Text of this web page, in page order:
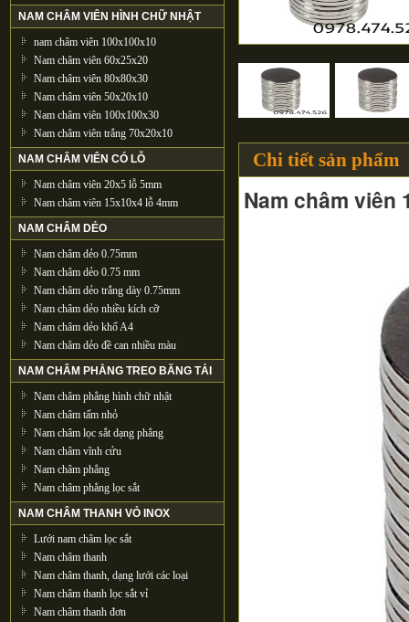
NAM CHÂM VIÊN HÌNH CHỮ NHẬT
nam châm viên 100x100x10
Nam châm viên 60x25x20
Nam châm viên 80x80x30
Nam châm viên 50x20x10
Nam châm viên 100x100x30
Nam châm viên trắng 70x20x10
NAM CHÂM VIÊN CÓ LỖ
Nam châm viên 20x5 lỗ 5mm
Nam châm viên 15x10x4 lỗ 4mm
NAM CHÂM DẺO
Nam châm dẻo 0.75mm
Nam châm dẻo 0.75 mm
Nam châm dẻo trắng dày 0.75mm
Nam châm dẻo nhiều kích cỡ
Nam châm dẻo khổ A4
Nam châm dẻo đề can nhiều màu
NAM CHÂM PHẲNG TREO BĂNG TẢI
Nam châm phẳng hình chữ nhật
Nam châm tấm nhỏ
Nam châm lọc sắt dạng phẳng
Nam châm vĩnh cửu
Nam châm phẳng
Nam châm phẳng lọc sắt
NAM CHÂM THANH VỎ INOX
Lưới nam châm lọc sắt
Nam châm thanh
Nam châm thanh, dạng lưới các loại
Nam châm thanh lọc sắt vỉ
Nam châm thanh đơn
Chi tiết sản phẩm
Nam châm viên